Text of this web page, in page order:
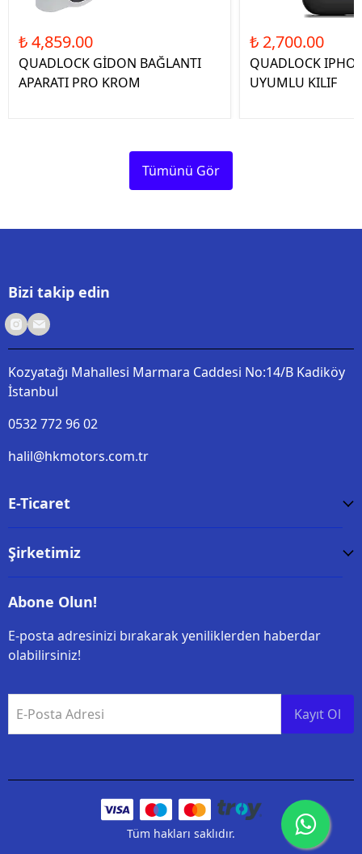
₺ 4,859.00
QUADLOCK GİDON BAĞLANTI
APARATI PRO KROM
₺ 2,700.00
QUADLOCK
UYUMLU KILIF
Tümünü Gör
Bizi takip edin
Kozyatağı Mahallesi Marmara Caddesi No:14/B Kadiköy
İstanbul
0532 772 96 02
halil@hkmotors.com.tr
E-Ticaret
Şirketimiz
Abone Olun!
E-posta adresinizi bırakarak yeniliklerden haberdar
olabilirsiniz!
E-Posta Adresi Kayıt Ol
Tüm hakları saklıdır.